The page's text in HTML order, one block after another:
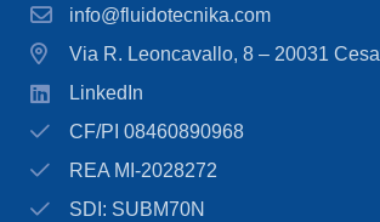
info@fluidotecnika.com
Via R. Leoncavallo, 8 – 20031
LinkedIn
CF/PI 08460890968
REA MI-2028272
SDI: SUBM70N